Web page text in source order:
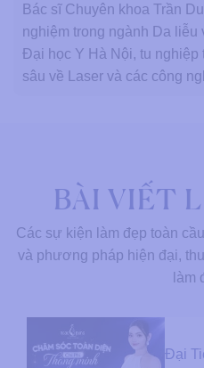
Bác sĩ Chuyên khoa Trần
nghiệm trong ngành Da liễu
Đại học Y Hà Nội, tu nghiệp
sâu về Laser và các công
BÀI VIẾT
Các sự kiện làm đẹp toàn
và phương pháp hiện đại,
làm
Đại